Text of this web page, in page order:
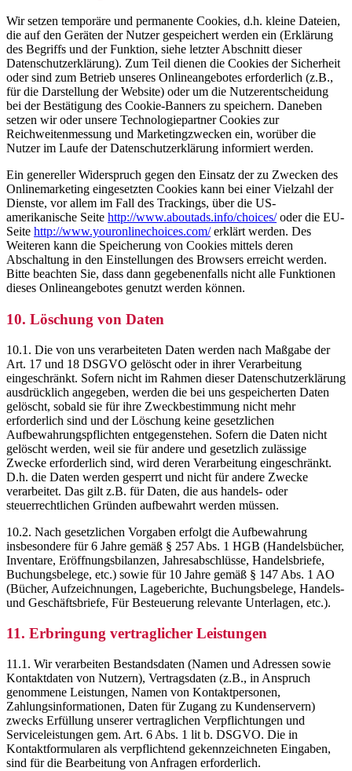
Wir setzen temporäre und permanente Cookies, d.h. kleine Dateien,
die auf den Geräten der Nutzer gespeichert werden ein (Erklärung
des Begriffs und der Funktion, siehe letzter Abschnitt dieser
Datenschutzerklärung). Zum Teil dienen die Cookies der Sicherheit
oder sind zum Betrieb unseres Onlineangebotes erforderlich (z.B.,
für die Darstellung der Website) oder um die Nutzerentscheidung
bei der Bestätigung des Cookie-Banners zu speichern. Daneben
setzen wir oder unsere Technologiepartner Cookies zur
Reichweitenmessung und Marketingzwecken ein, worüber die
Nutzer im Laufe der Datenschutzerklärung informiert werden.
Ein genereller Widerspruch gegen den Einsatz der zu Zwecken des
Onlinemarketing eingesetzten Cookies kann bei einer Vielzahl der
Dienste, vor allem im Fall des Trackings, über die US-
amerikanische Seite http://www.aboutads.info/choices/oder die EU-
Seite http://www.youronlinechoices.com/erklärt werden. Des
Weiteren kann die Speicherung von Cookies mittels deren
Abschaltung in den Einstellungen des Browsers erreicht werden.
Bitte beachten Sie, dass dann gegebenenfalls nicht alle Funktionen
dieses Onlineangebotes genutzt werden können.
10. Löschung von Daten
10.1. Die von uns verarbeiteten Daten werden nach Maßgabe der
Art. 17 und 18 DSGVO gelöscht oder in ihrer Verarbeitung
eingeschränkt. Sofern nicht im Rahmen dieser Datenschutzerklärung
ausdrücklich angegeben, werden die bei uns gespeicherten Daten
gelöscht, sobald sie für ihre Zweckbestimmung nicht mehr
erforderlich sind und der Löschung keine gesetzlichen
Aufbewahrungspflichten entgegenstehen. Sofern die Daten nicht
gelöscht werden, weil sie für andere und gesetzlich zulässige
Zwecke erforderlich sind, wird deren Verarbeitung eingeschränkt.
D.h. die Daten werden gesperrt und nicht für andere Zwecke
verarbeitet. Das gilt z.B. für Daten, die aus handels- oder
steuerrechtlichen Gründen aufbewahrt werden müssen.
10.2. Nach gesetzlichen Vorgaben erfolgt die Aufbewahrung
insbesondere für 6 Jahre gemäß § 257 Abs. 1 HGB (Handelsbücher,
Inventare, Eröffnungsbilanzen, Jahresabschlüsse, Handelsbriefe,
Buchungsbelege, etc.) sowie für 10 Jahre gemäß § 147 Abs. 1 AO
(Bücher, Aufzeichnungen, Lageberichte, Buchungsbelege, Handels-
und Geschäftsbriefe, Für Besteuerung relevante Unterlagen, etc.).
11. Erbringung vertraglicher Leistungen
11.1. Wir verarbeiten Bestandsdaten (Namen und Adressen sowie
Kontaktdaten von Nutzern), Vertragsdaten (z.B., in Anspruch
genommene Leistungen, Namen von Kontaktpersonen,
Zahlungsinformationen, Daten für Zugang zu Kundenservern)
zwecks Erfüllung unserer vertraglichen Verpflichtungen und
Serviceleistungen gem. Art. 6 Abs. 1 lit b. DSGVO. Die in
Kontaktformularen als verpflichtend gekennzeichneten Eingaben,
sind für die Bearbeitung von Anfragen erforderlich.